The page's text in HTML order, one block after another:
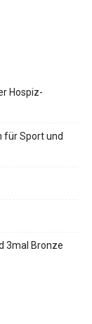
Hospiz-
für Sport und
3mal Bronze